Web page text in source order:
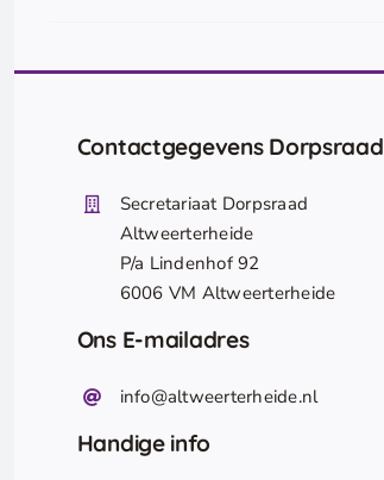
Contactgegevens Dorpsraad
Secretariaat Dorpsraad
Altweerterheide
P/a Lindenhof 92
6006 VM Altweerterheide
Ons E-mailadres
info@altweerterheide.nl
Handige info